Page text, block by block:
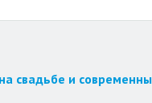
свадьбе и